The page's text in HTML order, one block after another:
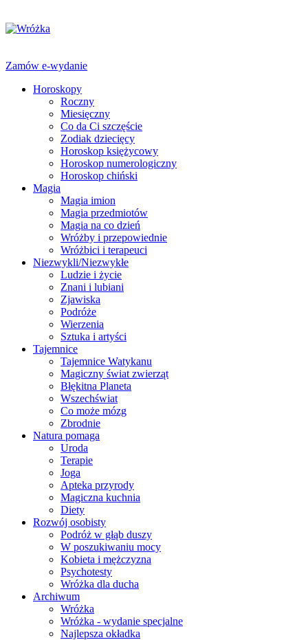
Zamów e-wydanie
Horoskopy
Roczny
Miesięczny
Co da Ci szczęście
Zodiak dziecięcy
Horoskop księżycowy
Horoskop numerologiczny
Horoskop chiński
Magia
Magia imion
Magia przedmiotów
Magia na co dzień
Wróżby i przepowiednie
Wróżbici i terapeuci
Niezwykli/Niezwykłe
Ludzie i życie
Znani i lubiani
Zjawiska
Podróże
Wierzenia
Sztuka i artyści
Tajemnice
Tajemnice Watykanu
Magiczny świat zwierząt
Błękitna Planeta
Wszechświat
Co może mózg
Zbrodnie
Natura pomaga
Uroda
Terapie
Joga
Apteka przyrody
Magiczna kuchnia
Diety
Rozwój osobisty
Podróż w głąb duszy
W poszukiwaniu mocy
Kobieta i mężczyzna
Psychotesty
Wróżka dla ducha
Archiwum
Wróżka
Wróżka - wydanie specjalne
Najlepsza okładka